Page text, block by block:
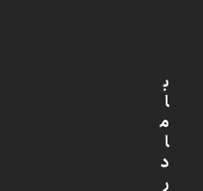
ب
ا
م
ا
د
ر